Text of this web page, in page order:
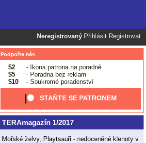
Neregistrovaný Přihlásit Registrovat
Podpořte nás
$2
- Ikona patrona na poradně
$5
- Poradna bez reklam
$10
- Soukromé poradenství
STAŇTE SE PATRONEM
TERAmagazín 1/2017
Mořské želvy, Playtsauři - nedoceněné klenoty v